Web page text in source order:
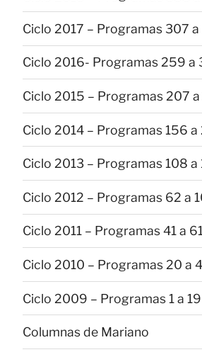
Ciclo 2017 – Programas 307
Ciclo 2016- Programas 259 a
Ciclo 2015 – Programas 207
Ciclo 2014 – Programas 156
Ciclo 2013 – Programas 108 a
Ciclo 2012 – Programas 62 a
Ciclo 2011 – Programas 41 a
Ciclo 2010 – Programas 20 a
Ciclo 2009 – Programas 1 a 19
Columnas de Mariano